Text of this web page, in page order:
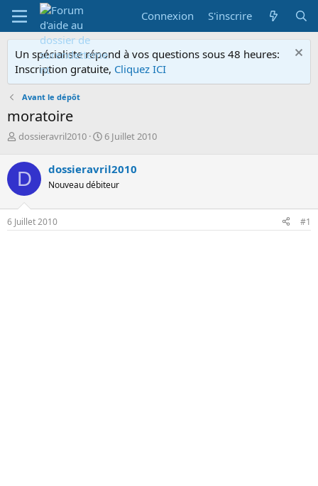
Connexion S'inscrire
Un spécialiste répond à vos questions sous 48 heures:
Inscription gratuite, Cliquez ICI
Avant le dépôt
moratoire
A
t
e
u
r
d
e
dossieravril2010
D
e
d
d
6 Juillet 2010
D dossieravril2010
Nouveau débiteur
6 Juillet 2010 #1